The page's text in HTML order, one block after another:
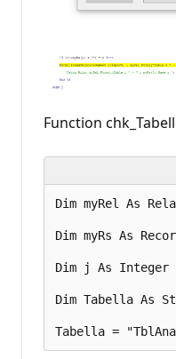
Function
Dim myRel As
Dim myRs As
Dim j As Integer
Dim Tabella As